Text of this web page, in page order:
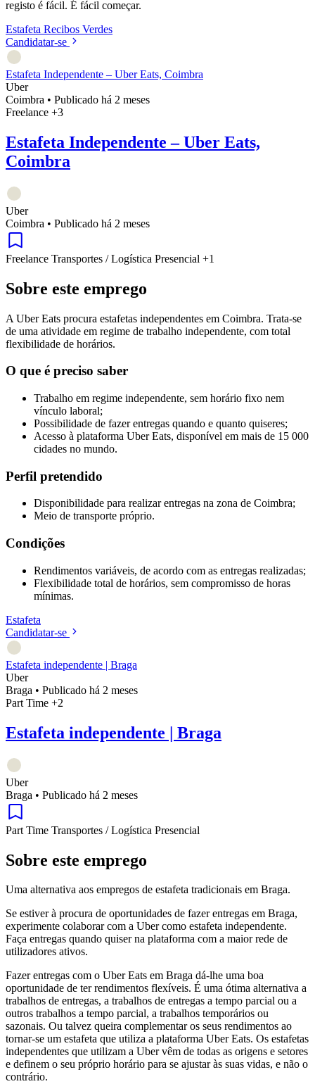
registo é fácil. É fácil começar.
Estafeta Recibos Verdes
Candidatar-se
Estafeta Independente – Uber Eats, Coimbra
Uber
Coimbra • Publicado há 2 meses
Freelance +3
Estafeta Independente – Uber Eats,
Coimbra
Uber
Coimbra • Publicado há 2 meses
Freelance Transportes / Logística Presencial +1
Sobre este emprego
A Uber Eats procura estafetas independentes em Coimbra. Trata-se
de uma atividade em regime de trabalho independente, com total
flexibilidade de horários.
O que é preciso saber
Trabalho em regime independente, sem horário fixo nem
vínculo laboral;
Possibilidade de fazer entregas quando e quanto quiseres;
Acesso à plataforma Uber Eats, disponível em mais de 15 000
cidades no mundo.
Perfil pretendido
Disponibilidade para realizar entregas na zona de Coimbra;
Meio de transporte próprio.
Condições
Rendimentos variáveis, de acordo com as entregas realizadas;
Flexibilidade total de horários, sem compromisso de horas
mínimas.
Estafeta
Candidatar-se
Estafeta independente | Braga
Uber
Braga • Publicado há 2 meses
Part Time +2
Estafeta independente | Braga
Uber
Braga • Publicado há 2 meses
Part Time Transportes / Logística Presencial
Sobre este emprego
Uma alternativa aos empregos de estafeta tradicionais em Braga.
Se estiver à procura de oportunidades de fazer entregas em Braga,
experimente colaborar com a Uber como estafeta independente.
Faça entregas quando quiser na plataforma com a maior rede de
utilizadores ativos.
Fazer entregas com o Uber Eats em Braga dá-lhe uma boa
oportunidade de ter rendimentos flexíveis. É uma ótima alternativa a
trabalhos de entregas, a trabalhos de entregas a tempo parcial ou a
outros trabalhos a tempo parcial, a trabalhos temporários ou
sazonais. Ou talvez queira complementar os seus rendimentos ao
tornar-se um estafeta que utiliza a plataforma Uber Eats. Os estafetas
independentes que utilizam a Uber vêm de todas as origens e setores
e definem o seu próprio horário para se ajustar às suas vidas, e não o
contrário.